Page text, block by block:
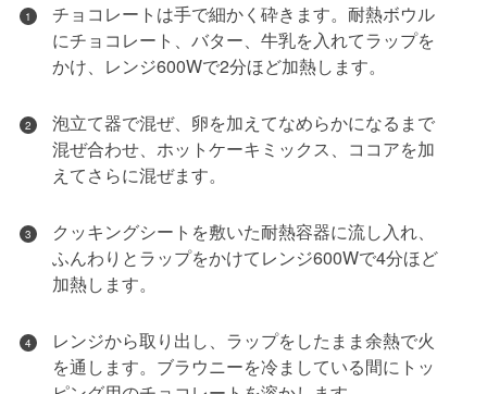
1
チョコレートは手で細かく砕きます。耐熱ボウル
にチョコレート、バター、牛乳を入れてラップを
かけ、レンジ600Wで2分ほど加熱します。
2
泡立て器で混ぜ、卵を加えてなめらかになるまで
混ぜ合わせ、ホットケーキミックス、ココアを加
えてさらに混ぜます。
3
クッキングシートを敷いた耐熱容器に流し入れ、
ふんわりとラップをかけてレンジ600Wで4分ほど
加熱します。
4
レンジから取り出し、ラップをしたまま余熱で火
を通します。ブラウニーを冷ましている間にトッ